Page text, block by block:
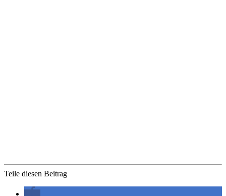
Teile diesen Beitrag